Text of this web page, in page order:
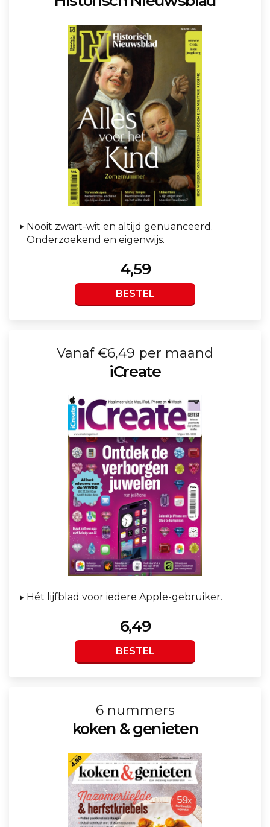
Nooit zwart-wit en altijd genuanceerd.
Onderzoekend en eigenwijs.
4,59
BESTEL
Vanaf €6,49 per maand
iCreate
Hét lijfblad voor iedere Apple-gebruiker.
6,49
BESTEL
6 nummers
koken & genieten